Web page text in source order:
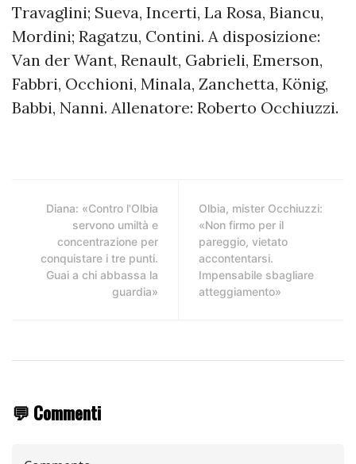
Travaglini; Sueva, Incerti, La Rosa, Biancu,
Mordini; Ragatzu, Contini. A disposizione:
Van der Want, Renault, Gabrieli, Emerson,
Fabbri, Occhioni, Minala, Zanchetta, König,
Babbi, Nanni. Allenatore: Roberto Occhiuzzi.
Diana: «Contro l'Olbia
servono umiltà e
concentrazione per
conquistare i tre punti.
Guai a chi abbassa la
guardia»
Olbia, mister Occhiuzzi:
«Non firmo per il
pareggio, vietato
accontentarsi.
Impensabile sbagliare
atteggiamento»
💬 Commenti